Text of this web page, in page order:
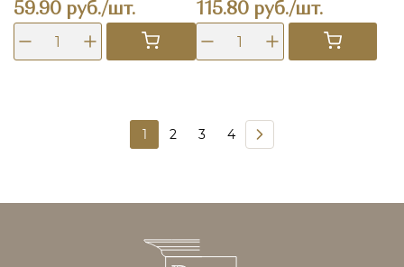
59.90 руб./шт. 115.80 руб./шт.
1 2 3 4